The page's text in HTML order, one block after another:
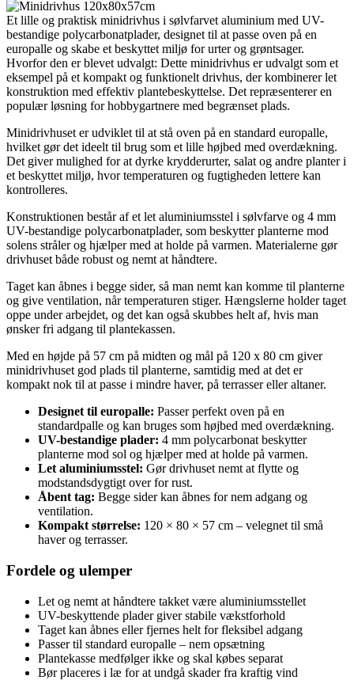
Et lille og praktisk minidrivhus i sølvfarvet aluminium med UV-
bestandige polycarbonatplader, designet til at passe oven på en
europalle og skabe et beskyttet miljø for urter og grøntsager.
Hvorfor den er blevet udvalgt: Dette minidrivhus er udvalgt som et
eksempel på et kompakt og funktionelt drivhus, der kombinerer let
konstruktion med effektiv plantebeskyttelse. Det repræsenterer en
populær løsning for hobbygartnere med begrænset plads.
Minidrivhuset er udviklet til at stå oven på en standard europalle,
hvilket gør det ideelt til brug som et lille højbed med overdækning.
Det giver mulighed for at dyrke krydderurter, salat og andre planter i
et beskyttet miljø, hvor temperaturen og fugtigheden lettere kan
kontrolleres.
Konstruktionen består af et let aluminiumsstel i sølvfarve og 4 mm
UV-bestandige polycarbonatplader, som beskytter planterne mod
solens stråler og hjælper med at holde på varmen. Materialerne gør
drivhuset både robust og nemt at håndtere.
Taget kan åbnes i begge sider, så man nemt kan komme til planterne
og give ventilation, når temperaturen stiger. Hængslerne holder taget
oppe under arbejdet, og det kan også skubbes helt af, hvis man
ønsker fri adgang til plantekassen.
Med en højde på 57 cm på midten og mål på 120 x 80 cm giver
minidrivhuset god plads til planterne, samtidig med at det er
kompakt nok til at passe i mindre haver, på terrasser eller altaner.
Designet til europalle: Passer perfekt oven på en
standardpalle og kan bruges som højbed med overdækning.
UV-bestandige plader: 4 mm polycarbonat beskytter
planterne mod sol og hjælper med at holde på varmen.
Let aluminiumsstel: Gør drivhuset nemt at flytte og
modstandsdygtigt over for rust.
Åbent tag: Begge sider kan åbnes for nem adgang og
ventilation.
Kompakt størrelse: 120 × 80 × 57 cm – velegnet til små
haver og terrasser.
Fordele og ulemper
Let og nemt at håndtere takket være aluminiumsstellet
UV-beskyttende plader giver stabile vækstforhold
Taget kan åbnes eller fjernes helt for fleksibel adgang
Passer til standard europalle – nem opsætning
Plantekasse medfølger ikke og skal købes separat
Bør placeres i læ for at undgå skader fra kraftig vind